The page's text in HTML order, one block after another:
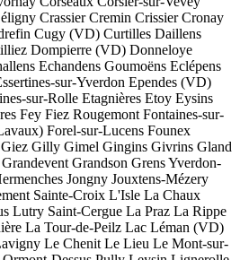
Crassier Cremin Crissier Cronay
Cugy (VD) Curtilles Daillens
Dompierre (VD) Donneloye
Echandens Goumoëns Eclépens
sur-Yverdon Ependes (VD)
sur-Rolle Etagnières Etoy Eysins
Fey Fiez Rougemont Fontaines-sur-
Forel-sur-Lucens Founex
Giez Gilly Gimel Gingins Givrins Gland
Grandevent Grandson GrensYverdon-
Jongny Jouxtens-Mézery
Sainte-Croix L'Isle La Chaux
Lutry Saint-Cergue La Praz La Rippe
La Tour-de-Peilz Lac Léman (VD)
Le Chenit Le Lieu Le Mont-sur-